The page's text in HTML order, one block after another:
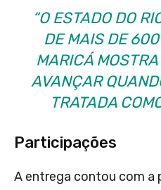
“O ESTADO DO
DE MAIS DE
MARICÁ
AVANÇAR
TRATADA
Participações
A entrega contou com a